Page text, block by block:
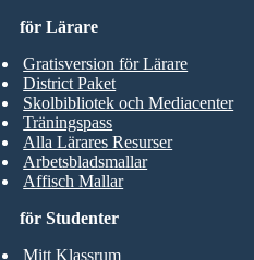
för Studenter
Mitt Klassrum
för Lärare
Gratisversion för Lärare
District Paket
Skolbibliotek och Mediacenter
Träningspass
Alla Lärares Resurser
Arbetsbladsmallar
Affisch Mallar